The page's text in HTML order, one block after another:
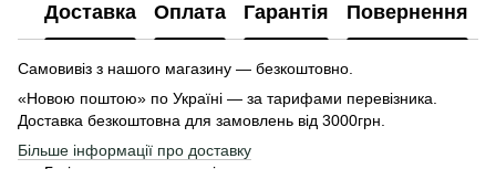
Доставка Оплата Гарантія Повернення
Самовивіз з нашого магазину — безкоштовно.
«Новою поштою» по Україні — за тарифами перевізника.
Доставка безкоштовна для замовлень від 3000грн.
Більше інформації про доставку